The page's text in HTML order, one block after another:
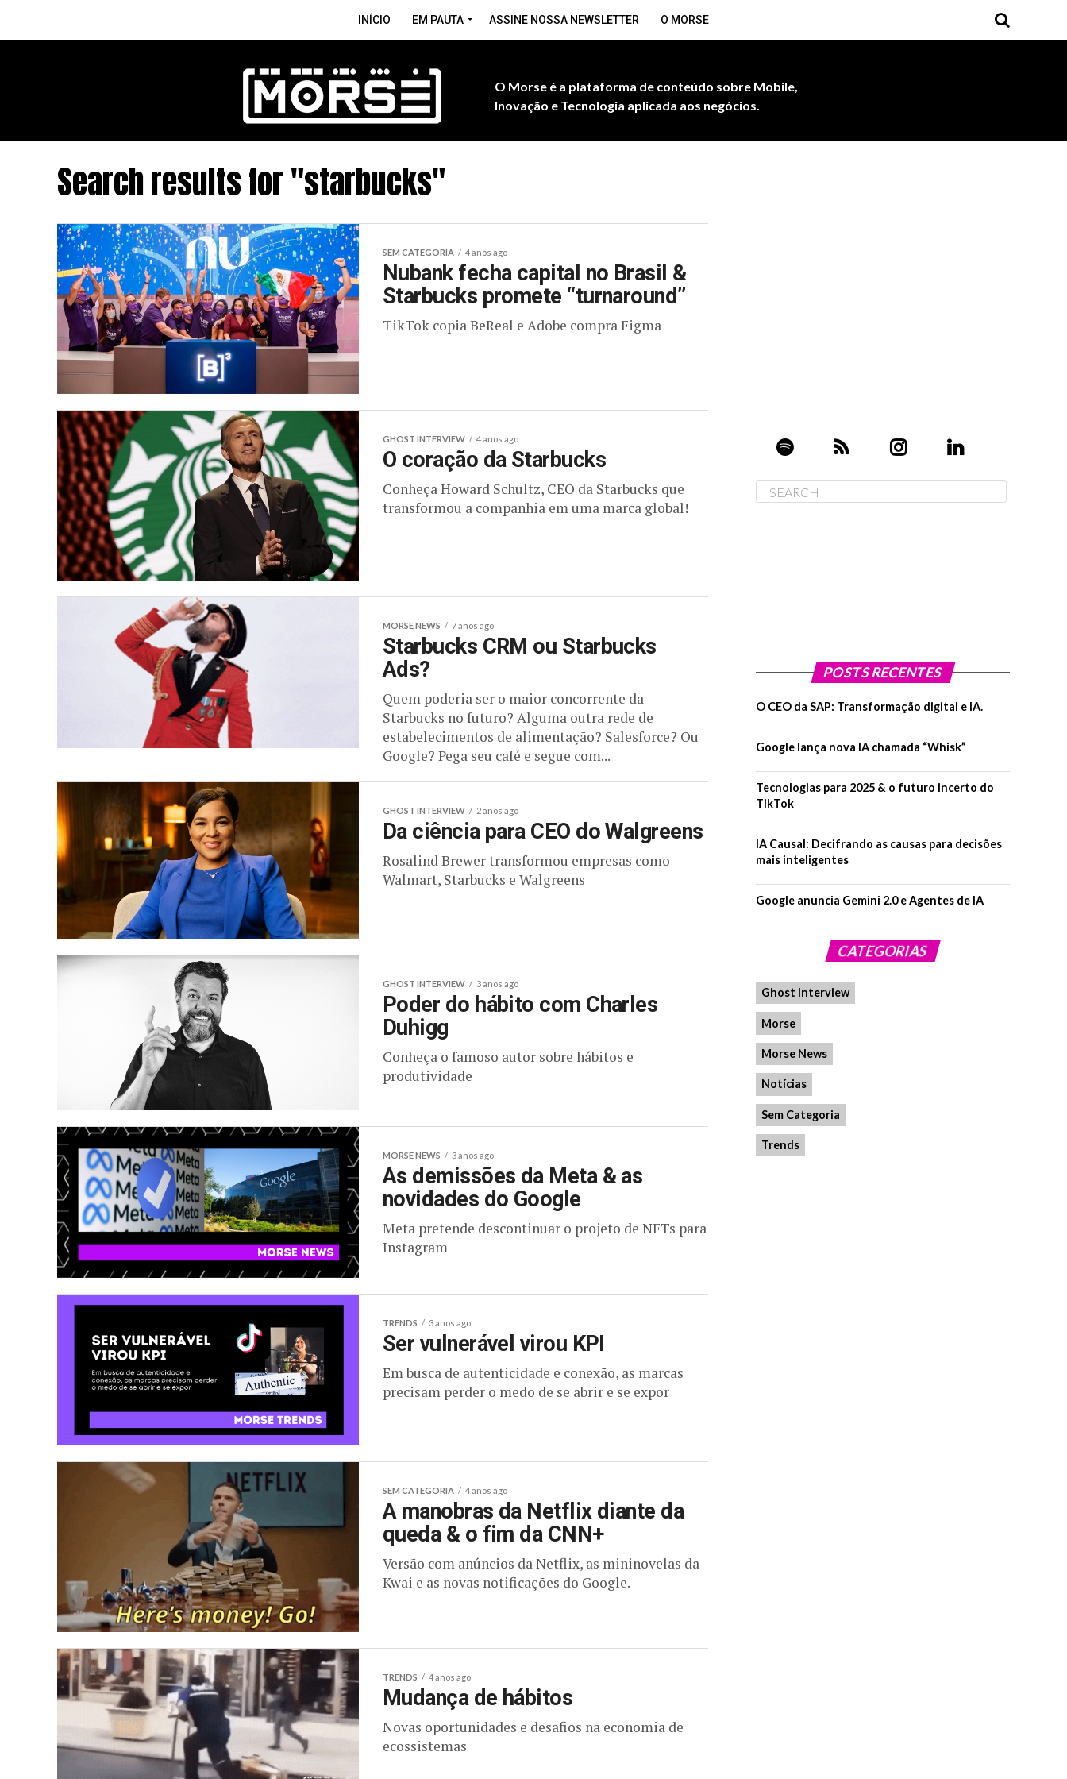
INÍCIO EM PAUTA ASSINE NOSSA NEWSLETTER O MORSE
O Morse é a plataforma de conteúdo sobre Mobile,
Inovação e Tecnologia aplicada aos negócios.
Search results for "starbucks"
SEM CATEGORIA 4 anos ago
Nubank fecha capital no Brasil &
Starbucks promete “turnaround”
TikTok copia BeReal e Adobe compra Figma
GHOST INTERVIEW 4 anos ago
O coração da Starbucks
Conheça Howard Schultz, CEO da Starbucks que
transformou a companhia em uma marca global!
MORSE NEWS 7 anos ago
Starbucks CRM ou Starbucks
Ads?
Quem poderia ser o maior concorrente da
Starbucks no futuro? Alguma outra rede de
estabelecimentos de alimentação? Salesforce? Ou
Google? Pega seu café e segue com...
GHOST INTERVIEW 2 anos ago
Da ciência para CEO do Walgreens
Rosalind Brewer transformou empresas como
Walmart, Starbucks e Walgreens
GHOST INTERVIEW 3 anos ago
Poder do hábito com Charles
Duhigg
Conheça o famoso autor sobre hábitos e
produtividade
MORSE NEWS 3 anos ago
As demissões da Meta & as
novidades do Google
Meta pretende descontinuar o projeto de NFTs para
Instagram
TRENDS 3 anos ago
Ser vulnerável virou KPI
Em busca de autenticidade e conexão, as marcas
precisam perder o medo de se abrir e se expor
SEM CATEGORIA 4 anos ago
A manobras da Netflix diante da
queda & o fim da CNN+
Versão com anúncios da Netflix, as mininovelas da
Kwai e as novas notificações do Google.
TRENDS 4 anos ago
Mudança de hábitos
Novas oportunidades e desafios na economia de
ecossistemas
POSTS RECENTES
O CEO da SAP: Transformação digital e IA.
Google lança nova IA chamada “Whisk”
Tecnologias para 2025 & o futuro incerto do
TikTok
IA Causal: Decifrando as causas para decisões
mais inteligentes
Google anuncia Gemini 2.0 e Agentes de IA
CATEGORIAS
Ghost Interview
Morse
Morse News
Notícias
Sem Categoria
Trends